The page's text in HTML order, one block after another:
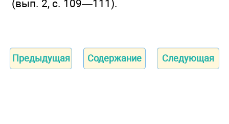
(вып. 2, с. 109—111).
Предыдущая Содержание Следующая